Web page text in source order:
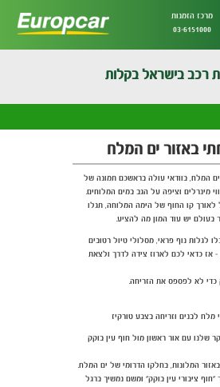
מרכז הזמנות
03-6151000
רכב בישראל בקלות
באזור ים המלח
המלח, בוודאי עולה בראשכם תמונה של
מינרלים וציפה על הגב במים המלוחים.
לאורך קו החוף של הימה המלוחה, תגלו
בעולם יש עוד המון מה להציע.
לגלות נוף פראי, מסלולי טיול רטובים
- אז כדאי לכם לארוז צידה לדרך ולצאת
לא לפספס את הזריחה.
מלח לבנים וזריחה בצבע טורקיז
שלנו עם אור ראשון מול חוף עין בוקק
המלונות, בחלקו הדרומי של ים המלח.
ציבורי עין בוקק" ומשם נמשיך ברגל